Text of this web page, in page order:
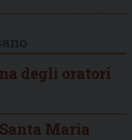
degli oratori
Maria